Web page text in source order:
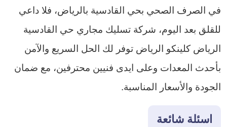
في الصرف الصحي بحي القادسية بالرياض، فلا داعي
للقلق بعد اليوم، شركة تسليك مجاري حي القادسية
الرياض كلينكو الرياض توفر لك الحل السريع والآمن
بأحدث المعدات وعلى ايدى فنيين محترفين، مع ضمان
الجودة والأسعار المناسبة.
اسئلة شائعة